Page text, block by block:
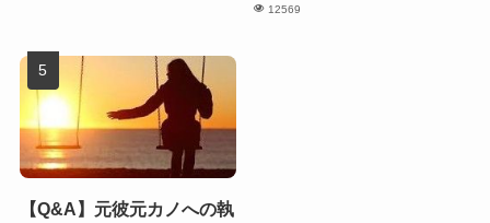
12569
【Q&A】元彼元カノへの執